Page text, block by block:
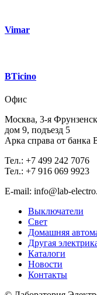
Vimar
BTicino
Офис
Москва, 3-я
дом 9, подъезд 5
Арка справа от банка
Тел.: +7 499 242 7076
Тел.: +7 916 069 9923
E-mail: info@lab-
Выключатели
Свет
Домашняя
Другая
Каталоги
Новости
Контакты